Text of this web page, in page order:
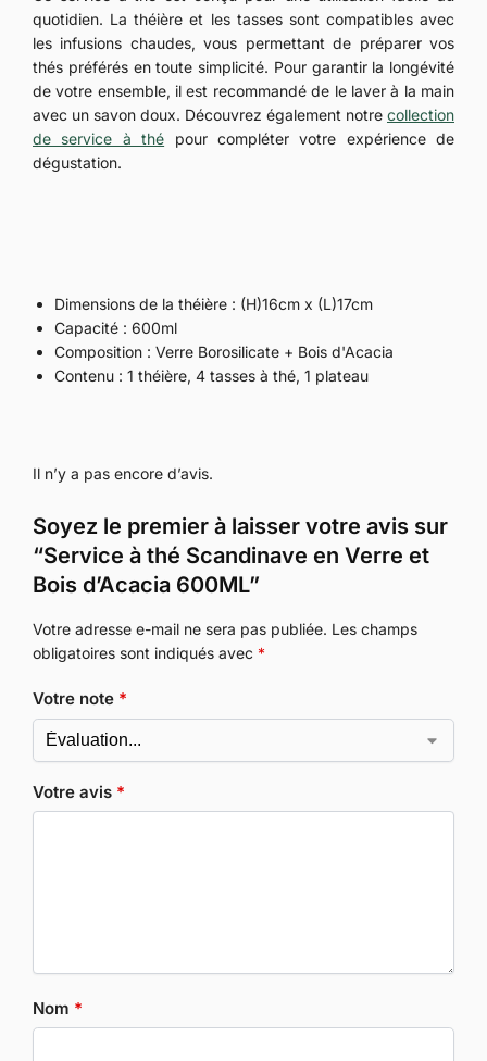
quotidien. La théière et les tasses sont compatibles avec
les infusions chaudes, vous permettant de préparer vos
thés préférés en toute simplicité. Pour garantir la longévité
de votre ensemble, il est recommandé de le laver à la main
avec un savon doux. Découvrez également notre collection
de service à thé pour compléter votre expérience de
dégustation.
Dimensions de la théière : (H)16cm x (L)17cm
Capacité : 600ml
Composition : Verre Borosilicate + Bois d'Acacia
Contenu : 1 théière, 4 tasses à thé, 1 plateau
Il n’y a pas encore d’avis.
Soyez le premier à laisser votre avis sur
“Service à thé Scandinave en Verre et
Bois d’Acacia 600ML”
Votre adresse e-mail ne sera pas publiée. Les champs
obligatoires sont indiqués avec *
Votre note *
Votre avis *
Nom *